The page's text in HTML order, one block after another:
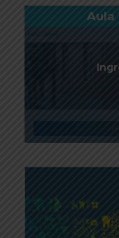
Aula